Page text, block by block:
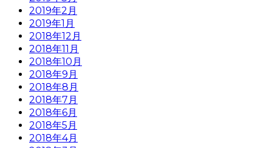
2019年2月
2019年1月
2018年12月
2018年11月
2018年10月
2018年9月
2018年8月
2018年7月
2018年6月
2018年5月
2018年4月